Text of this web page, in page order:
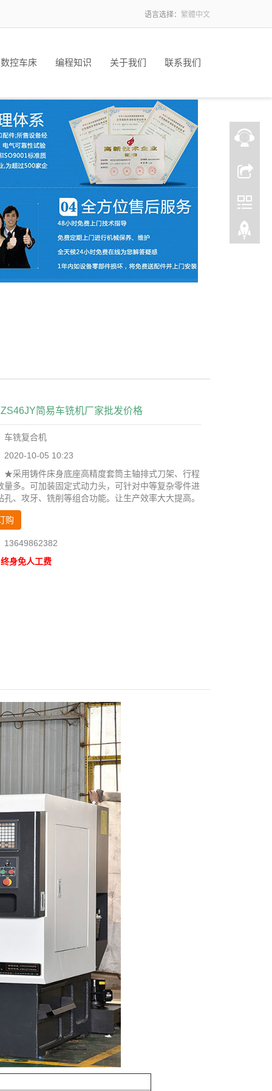
语言选择： 繁體中文
数控车床 编程知识 关于我们 联系我们
简易车铣机厂家批发价格
车铣复合机
2020-10-05 10:23
★采用铸件床身底座高精度套筒主轴排式刀架、行程
量多。可加装固定式动力头，可针对中等复杂零件进
孔、攻牙、铣削等组合功能。让生产效率大大提高。
购
13649862382
身免人工费